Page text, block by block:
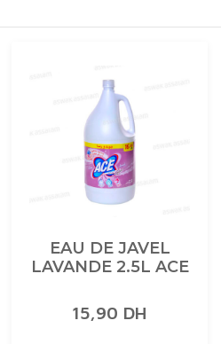
EAU DE JAVEL
LAVANDE 2.5L ACE
15,90 DH